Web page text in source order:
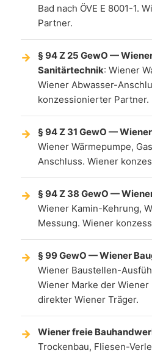
Bad nach ÖVE E 8001-1.
Partner.
§ 94 Z 25 GewO —
Sanitärtechnik: Wiener
Wiener Abwasser-
konzessionierter Partner.
§ 94 Z 31 GewO —
Wiener Wärmepumpe,
Anschluss. Wiener
§ 94 Z 38 GewO —
Wiener Kamin-Kehrung,
Messung. Wiener
§ 99 GewO — Wiener
Wiener Baustellen-
Wiener Marke der
direkter Wiener Träger.
Wiener freie
Trockenbau, Fliesen-